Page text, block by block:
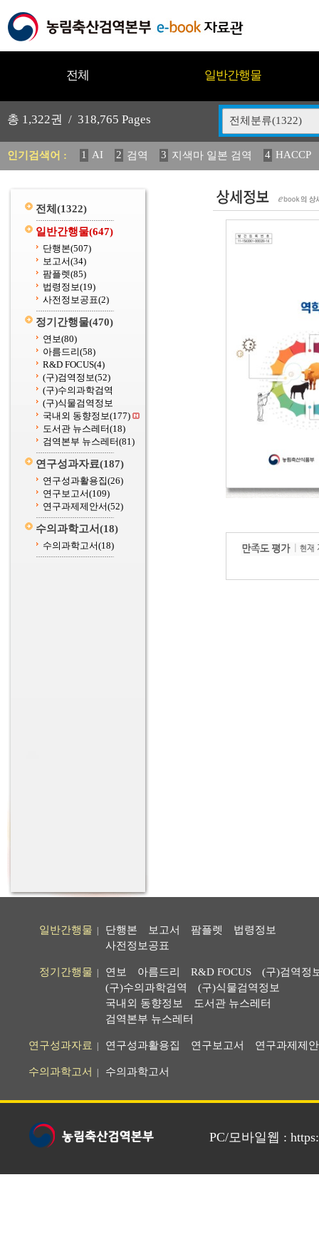
전체 일반간행물
총 1,322권 / 318,765 Pages 전체분류(1322)
인기검색어 : 1 AI 2 검역 3 지색마 일본 검역 4 HACCP
11 2025 12 중독성 식물 도감 13 媛 異 14
전체 (1322)
일반간행물(647)
단행본(507)
보고서(34)
팜플렛(85)
법령정보(19)
사전정보공표(2)
정기간행물(470)
연보(80)
아름드리(58)
R&D FOCUS(4)
(구)검역정보(52)
(구)수의과학검역
(구)식물검역정보
국내외 동향정보(177)
도서관 뉴스레터(18)
검역본부 뉴스레터(81)
연구성과자료(187)
연구성과활용집(26)
연구보고서(109)
연구과제제안서(52)
수의과학고서(18)
수의과학고서(18)
일반간행물 단행본 보고서 팜플렛
법령정보
사전정보공표
정기간행물 연보 아름드리 R&D FOCUS
(구)검역정
(구)수의과학검역
(구)식물검역정보
국내외 동향정보
도서관 뉴스레터
검역본부 뉴스레터
연구성과자료 연구성과활용집 연구보고서 연구과제제
수의과학고서 수의과학고서
PC/모바일웹 :